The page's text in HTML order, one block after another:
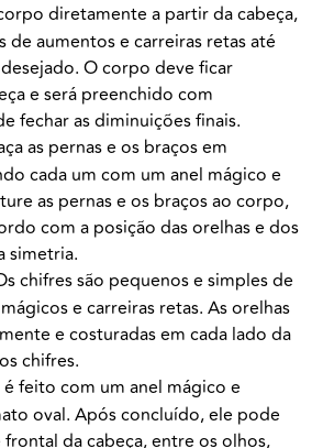
diretamente a partir da cabeça,
de aumentos e carreiras retas até
O corpo deve ficar
e será preenchido com
fechar as diminuições finais.
as pernas e os braços em
cada um com um anel mágico e
as pernas e os braços ao corpo,
com a posição das orelhas e dos
simetria.
chifres são pequenos e simples de
e carreiras retas. As orelhas
e costuradas em cada lado da
chifres.
feito com um anel mágico e
oval. Após concluído, ele pode
da cabeça, entre os olhos,